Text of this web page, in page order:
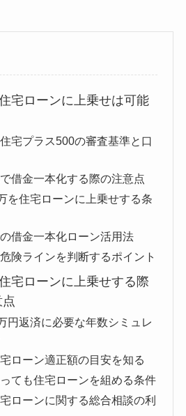
宅ローンに上乗せは可能
宅プラス500の審査基準と口
借金一本化する際の注意点
を住宅ローンに上乗せする条
借金一本化ローン活用法
険ラインを判断するポイント
宅ローンに上乗せする際
円返済に必要な年数シミュレ
ローン適正額の目安を知る
ても住宅ローンを組める条件
ローンに関する総合相談の利